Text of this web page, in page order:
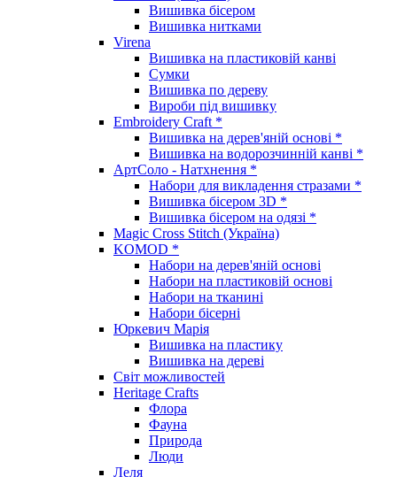
Вишивка бісером
Вишивка нитками
Virena
Вишивка на пластиковій канві
Сумки
Вишивка по дереву
Вироби під вишивку
Embroidery Craft *
Вишивка на дерев'яній основі *
Вишивка на водорозчинній канві *
АртСоло - Натхнення *
Набори для викладення стразами *
Вишивка бісером 3D *
Вишивка бісером на одязі *
Magic Cross Stitch (Україна)
KOMOD *
Набори на дерев'яній основі
Набори на пластиковій основі
Набори на тканині
Набори бісерні
Юркевич Марія
Вишивка на пластику
Вишивка на дереві
Світ можливостей
Heritage Crafts
Флора
Фауна
Природа
Люди
Леля